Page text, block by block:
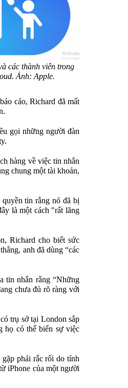
các thành viên trong
Ảnh: Apple.
cáo, Richard đã mất
gọi những người đàn
hàng về việc tin nhắn
chung một tài khoản,
tin rằng nó đã bị
là một cách "rất lãng
Richard cho biết sức
anh đã dùng “các
tin nhắn rằng “Những
chưa đủ rõ ràng với
trụ sở tại London sắp
họ có thể biến sự việc
phải rắc rối do tính
iPhone của một người